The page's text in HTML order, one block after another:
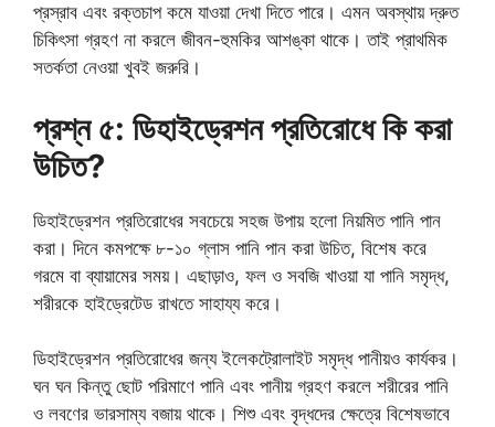
প্রস্রাব এবং রক্তচাপ কমে যাওয়া দেখা দিতে পারে। এমন অবস্থায় দ্রুত
চিকিৎসা গ্রহণ না করলে জীবন-হুমকির আশঙ্কা থাকে। তাই প্রাথমিক
সতর্কতা নেওয়া খুবই জরুরি।
প্রশ্ন ৫: ডিহাইড্রেশন প্রতিরোধে কি করা
উচিত?
ডিহাইড্রেশন প্রতিরোধের সবচেয়ে সহজ উপায় হলো নিয়মিত পানি পান
করা। দিনে কমপক্ষে ৮-১০ গ্লাস পানি পান করা উচিত, বিশেষ করে
গরমে বা ব্যায়ামের সময়। এছাড়াও, ফল ও সবজি খাওয়া যা পানি সমৃদ্ধ,
শরীরকে হাইড্রেটেড রাখতে সাহায্য করে।
ডিহাইড্রেশন প্রতিরোধের জন্য ইলেকট্রোলাইট সমৃদ্ধ পানীয়ও কার্যকর।
ঘন ঘন কিন্তু ছোট পরিমাণে পানি এবং পানীয় গ্রহণ করলে শরীরের পানি
ও লবণের ভারসাম্য বজায় থাকে। শিশু এবং বৃদ্ধদের ক্ষেত্রে বিশেষভাবে